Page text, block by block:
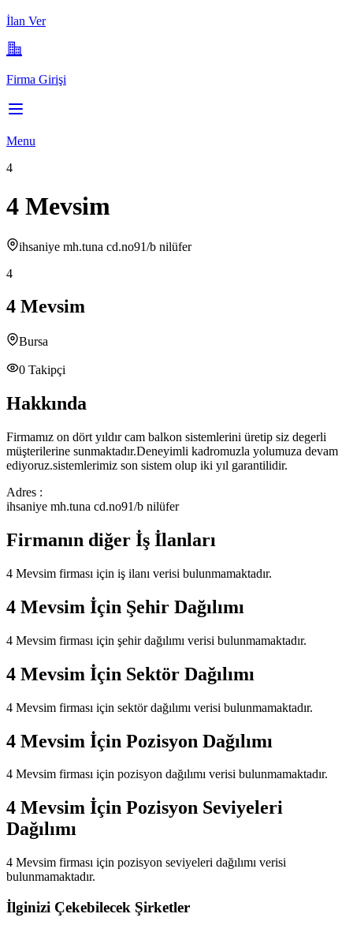
İlan Ver
Firma Girişi
Menu
4
4 Mevsim
ihsaniye mh.tuna cd.no91/b nilüfer
4
4 Mevsim
Bursa
0 Takipçi
Hakkında
Firmamız on dört yıldır cam balkon sistemlerini üretip siz degerli
müşterilerine sunmaktadır.Deneyimli kadromuzla yolumuza devam
ediyoruz.sistemlerimiz son sistem olup iki yıl garantilidir.
Adres :
ihsaniye mh.tuna cd.no91/b nilüfer
Firmanın diğer İş İlanları
4 Mevsim firması için iş ilanı verisi bulunmamaktadır.
4 Mevsim İçin Şehir Dağılımı
4 Mevsim firması için şehir dağılımı verisi bulunmamaktadır.
4 Mevsim İçin Sektör Dağılımı
4 Mevsim firması için sektör dağılımı verisi bulunmamaktadır.
4 Mevsim İçin Pozisyon Dağılımı
4 Mevsim firması için pozisyon dağılımı verisi bulunmamaktadır.
4 Mevsim İçin Pozisyon Seviyeleri
Dağılımı
4 Mevsim firması için pozisyon seviyeleri dağılımı verisi
bulunmamaktadır.
İlginizi Çekebilecek Şirketler